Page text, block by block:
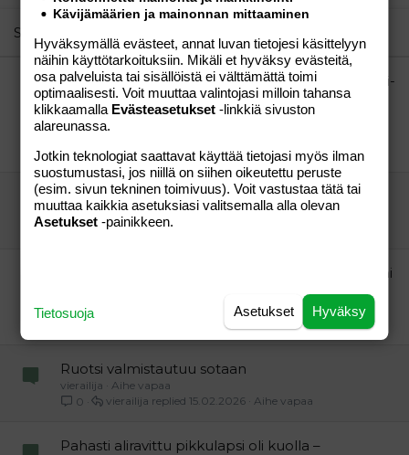
Verdana
Similar threads
"lsis-siskokset tuomittiin vankilaan Norjassa. Teini-
ikäisinä Syyriaan paenneet siskokset menivät
naimisiin Isis-taistelijoiden kanssa."
0
Aihe vapaa
24.01.2025
vierailija
Oikeistolaiset haluaa 8 vuotiaat jo töihin
vierailija Aihe vapaa
8
vierailija
Ruotsi auttaa Suomea sotimaan, paitsi jos Suomi
vierailija
Aihe vapaa
19.02.2022
Ruotsi valmistautuu sotaan
vierailija
Aihe vapaa
0
Aihe vapaa
15.02.2026
vierailija
Pahasti aliravittu pikkulapsi oli kuolla –
Kävijämäärien ja mainonnan mittaaminen
Hyväksymällä evästeet, annat luvan tietojesi käsittelyyn
näihin käyttötarkoituksiin. Mikäli et hyväksy evästeitä,
osa palveluista tai sisällöistä ei välttämättä toimi
optimaalisesti. Voit muuttaa valintojasi milloin tahansa
klikkaamalla Evästeasetukset -linkkiä sivuston
alareunassa.
Jotkin teknologiat saattavat käyttää tietojasi myös ilman
suostumustasi, jos niillä on siihen oikeutettu peruste
(esim. sivun tekninen toimivuus). Voit vastustaa tätä tai
muuttaa kaikkia asetuksiasi valitsemalla alla olevan
Asetukset -painikkeen.
Hyväksy
Asetukset
Tietosuoja